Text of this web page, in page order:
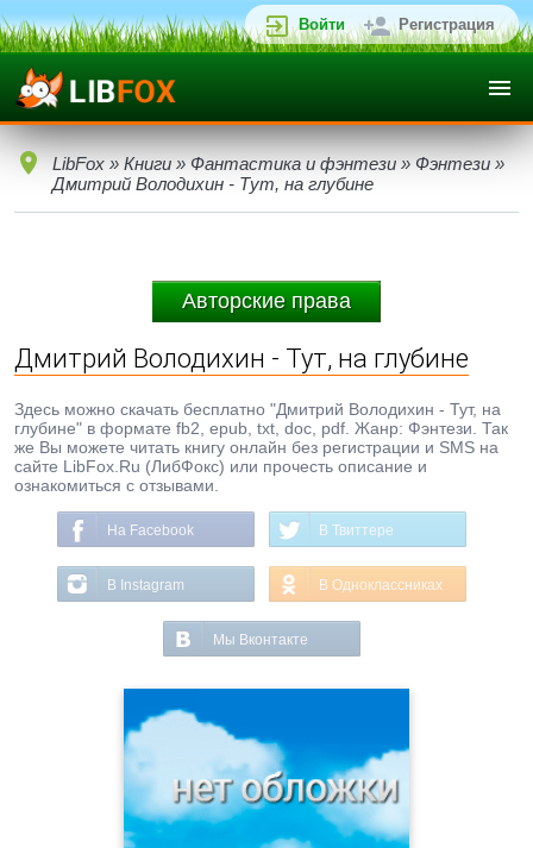
Войти Регистрация
LibFox » Книги » Фантастика и фэнтези » Фэнтези »
Дмитрий Володихин - Тут, на глубине
Авторские права
Дмитрий Володихин - Тут, на глубине
Здесь можно скачать бесплатно "Дмитрий Володихин - Тут, на
глубине" в формате fb2, epub, txt, doc, pdf. Жанр: Фэнтези. Так
же Вы можете читать книгу онлайн без регистрации и SMS на
сайте LibFox.Ru (ЛибФокс) или прочесть описание и
ознакомиться с отзывами.
На Facebook В Твиттере
В Instagram В Одноклассниках
Мы Вконтакте